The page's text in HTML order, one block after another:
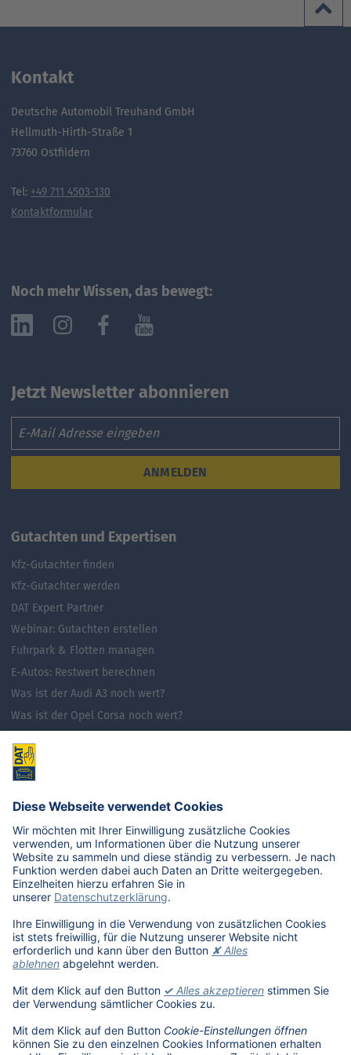
to
navigation
Go
navigation
to
parent
navigation
Kontakt
Deutsche Automobil Treuhand GmbH
Hellmuth-Hirth-Straße 1
73760 Ostfildern
Tel: +49 711 4503-130
Kontaktformular
Noch mehr Wissen, das bewegt:
Jetzt Newsletter abonnieren
ANMELDEN
Gutachten und Expertisen
Kfz-Gutachter finden
Kfz-Gutachter werden
DAT Expert Partner
Webinar: Gutachten erstellen
Fuhrpark & Flotten managen
E-Autos: Restwert berechnen
Was ist der Audi A3 noch wert?
Was ist der Opel Corsa noch wert?
Was ist der VW Golf noch wert?
E-Mobilität in Deutschland
Karriere
Übersicht
Stellenangebote
Benefits
DAT als Arbeitgeber
Schüler, Absolventen, Studenten
#getDATjob
DAT International
Wir über uns
DAT Historie